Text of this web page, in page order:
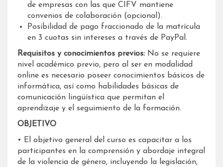
de empresas con las que CIFV mantiene
convenios de colaboración (opcional).
Posibilidad de pago fraccionado de la matrícula
en 3 cuotas sin intereses a través de PayPal.
Requisitos y conocimientos previos: No se requiere
nivel académico previo, pero al ser en modalidad
online es necesario poseer conocimientos básicos de
informática, así como habilidades básicas de
comunicación lingüística que permitan el
aprendizaje y el seguimiento de la formación.
OBJETIVO
• El objetivo general del curso es capacitar a los
participantes en la comprensión y abordaje integral
de la violencia de género, incluyendo la legislación,